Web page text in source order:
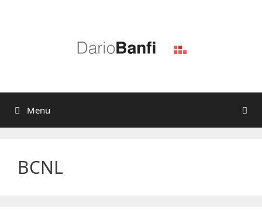
Menu
BCNL